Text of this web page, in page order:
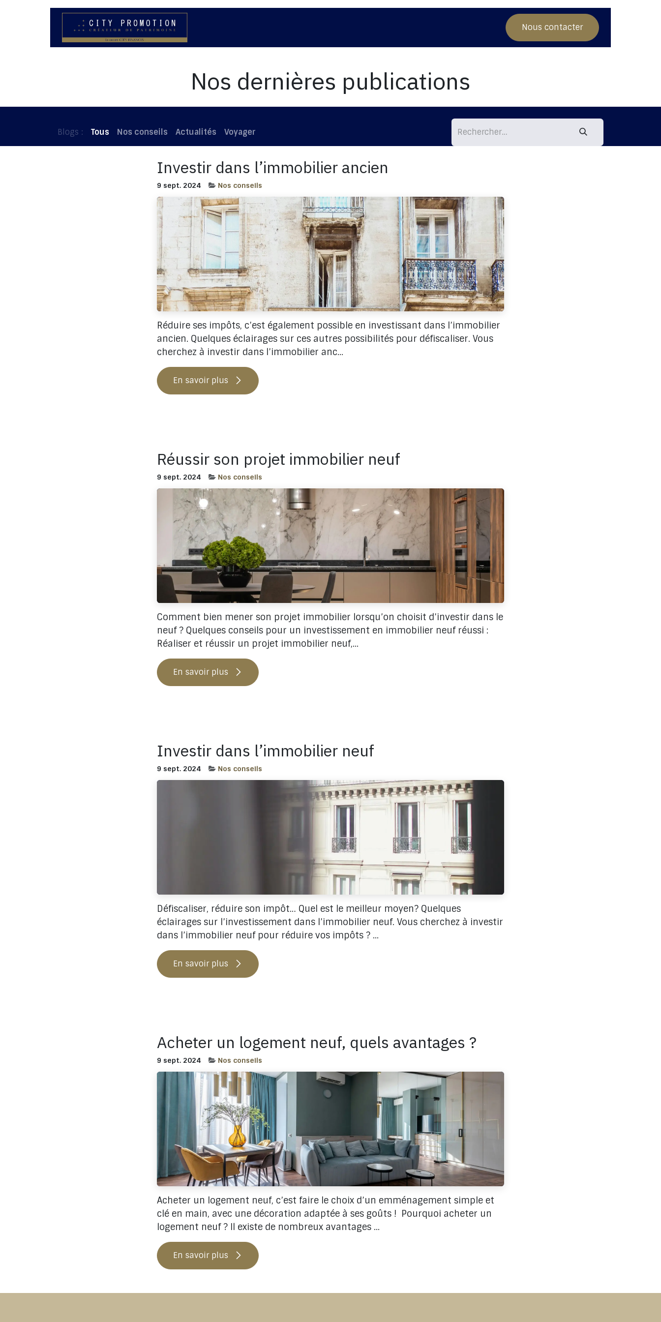
Nos conseils Nous contacter
Nos dernières publications
Blogs : Tous Nos conseils Actualités Voyager
Investir dans l’immobilier ancien
9 sept. 2024 Nos conseils
Réduire ses impôts, c’est également possible en investissant dans l’immobilier
ancien. Quelques éclairages sur ces autres possibilités pour défiscaliser. Vous
cherchez à investir dans l’immobilier anc...
En savoir plus
Réussir son projet immobilier neuf
9 sept. 2024 Nos conseils
Comment bien mener son projet immobilier lorsqu’on choisit d’investir dans le
neuf ? Quelques conseils pour un investissement en immobilier neuf réussi :
Réaliser et réussir un projet immobilier neuf,...
En savoir plus
Investir dans l’immobilier neuf
9 sept. 2024 Nos conseils
Défiscaliser, réduire son impôt… Quel est le meilleur moyen? Quelques
éclairages sur l’investissement dans l’immobilier neuf. Vous cherchez à investir
dans l’immobilier neuf pour réduire vos impôts ? ...
En savoir plus
Acheter un logement neuf, quels avantages ?
9 sept. 2024 Nos conseils
Acheter un logement neuf, c’est faire le choix d’un emménagement simple et
clé en main, avec une décoration adaptée à ses goûts ! ​ Pourquoi acheter un
logement neuf ? Il existe de nombreux avantages ...
En savoir plus